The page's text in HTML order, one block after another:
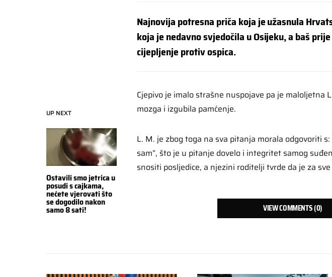
UP NEXT
Ostavili smo jetrica u
posudi s cajkama,
nećete vjerovati što
se dogodilo nakon
samo 8 sati!
Najnovija potresna priča koja je užasnula
koja je nedavno svjedočila u Osijeku, a baš
cijepljenje protiv ospica.
Cjepivo je imalo strašne nuspojave pa je maloljetna
mozga i izgubila pamćenje.
L. M. je zbog toga na sva pitanja morala odgovoriti s:
sam”, što je u pitanje dovelo i integritet samog
snositi posljedice, a njezini roditelji tvrde da je za
VIEW COMMENTS (0)